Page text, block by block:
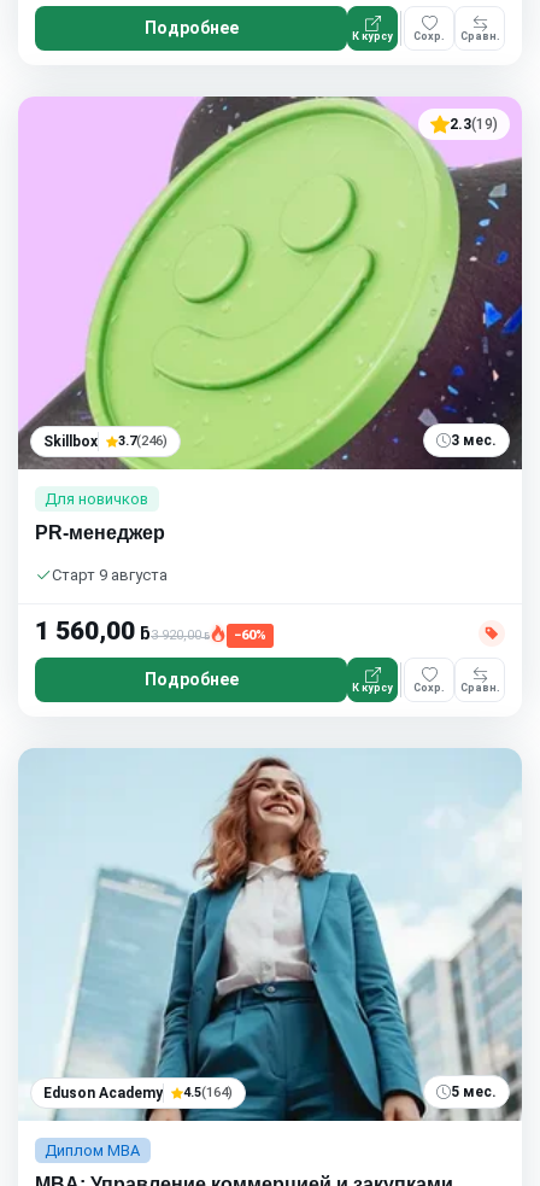
Подробнее К курсу Сохр. Сравн.
2.3(19)
Skillbox 3.7(246) 3 мес.
Для новичков
PR-менеджер
Старт 9 августа
1 560,00 ƃ3 920,00ƃ −60%
Подробнее К курсу Сохр. Сравн.
Eduson Academy 4.5(164) 5 мес.
Диплом MBA